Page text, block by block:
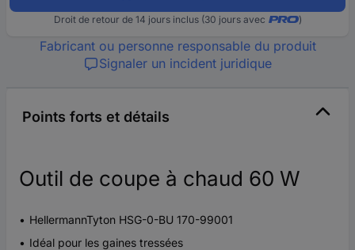
Droit de retour de 14 jours inclus (30 jours avec )
Fabricant ou personne responsable du produit
Signaler un incident juridique
Points forts et détails
Outil de coupe à chaud 60 W
HellermannTyton HSG-0-BU 170-99001
Idéal pour les gaines tressées